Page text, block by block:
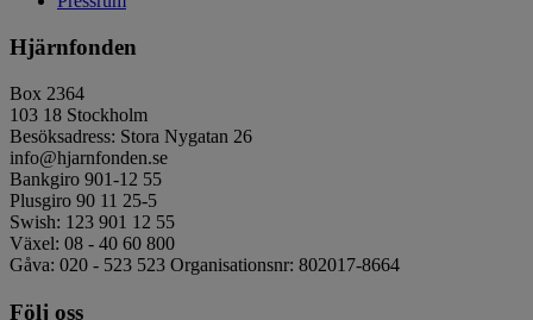
Hjärnfonden
Box 2364
103 18 Stockholm
Besöksadress: Stora Nygatan 26
info@hjarnfonden.se
Bankgiro 901-12 55
Plusgiro 90 11 25-5
Swish: 123 901 12 55
Växel: 08 - 40 60 800
Gåva: 020 - 523 523 Organisationsnr: 802017-8664
Följ oss